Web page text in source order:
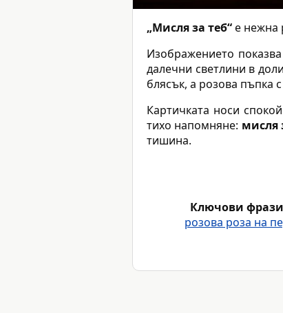
„Мисля за теб“е нежна
Изображението
далечни светлини в
блясък, а розова пъпка
Картичката носи
тихо напомняне: мисля
тишина.
Ключови
розова роза на